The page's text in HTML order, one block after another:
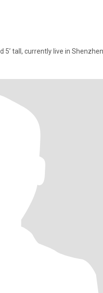
5’ tall, currently live in